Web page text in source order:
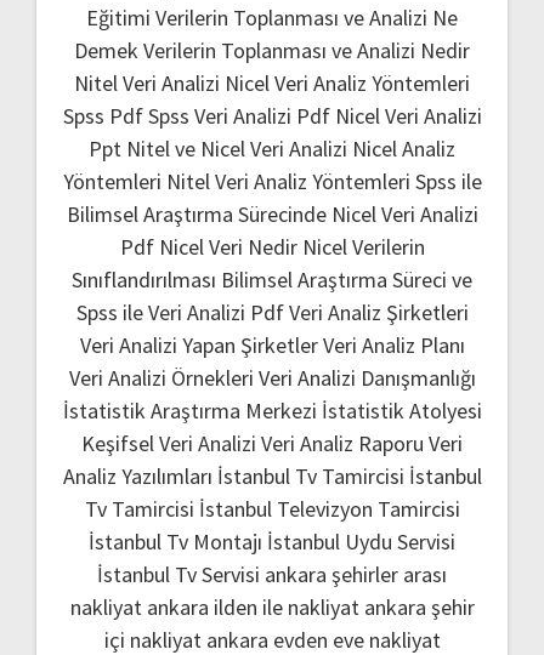
Eğitimi Verilerin Toplanması ve Analizi Ne
Demek Verilerin Toplanması ve Analizi Nedir
Nitel Veri Analizi Nicel Veri Analiz Yöntemleri
Spss PdfSpss Veri Analizi Pdf Nicel Veri Analizi
Ppt Nitel ve Nicel Veri Analizi Nicel Analiz
Yöntemleri Nitel Veri Analiz Yöntemleri Spss ile
Bilimsel Araştırma Sürecinde Nicel Veri Analizi
Pdf Nicel Veri Nedir Nicel Verilerin
Sınıflandırılması Bilimsel Araştırma Süreci ve
Spss ile Veri Analizi PdfVeri Analiz Şirketleri
Veri Analizi Yapan ŞirketlerVeri Analiz Planı
Veri Analizi Örnekleri Veri Analizi Danışmanlığı
İstatistik Araştırma Merkezi İstatistik Atolyesi
Keşifsel Veri Analizi Veri Analiz Raporu Veri
Analiz Yazılımları İstanbul Tv Tamircisi İstanbul
Tv Tamircisi İstanbul Televizyon Tamircisi
İstanbul Tv Montajı İstanbul Uydu Servisi
İstanbul Tv Servisi ankara şehirler arası
nakliyat ankara ilden ile nakliyat ankara şehir
içi nakliyat ankara evden eve nakliyat